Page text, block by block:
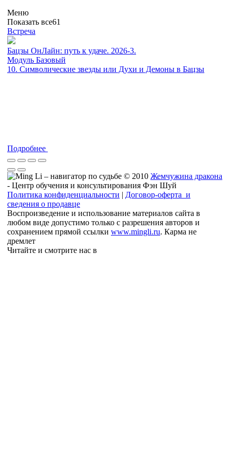
Меню
Показать все61
Встреча
Бацзы ОнЛайн: путь к удаче. 2026-3.
Модуль Базовый
10. Символические звезды или Духи и Демоны в Бацзы
Подробнее
© 2010 Жемчужина дракона
- Центр обучения и консультирования Фэн Шуй
Политика конфиденциальности | Договор-оферта и
сведения о продавце
Воспроизведение и использование материалов сайта в
любом виде допустимо только с разрешения авторов и
сохранением прямой ссылки www.mingli.ru. Карма не
дремлет
Читайте и смотрите нас в